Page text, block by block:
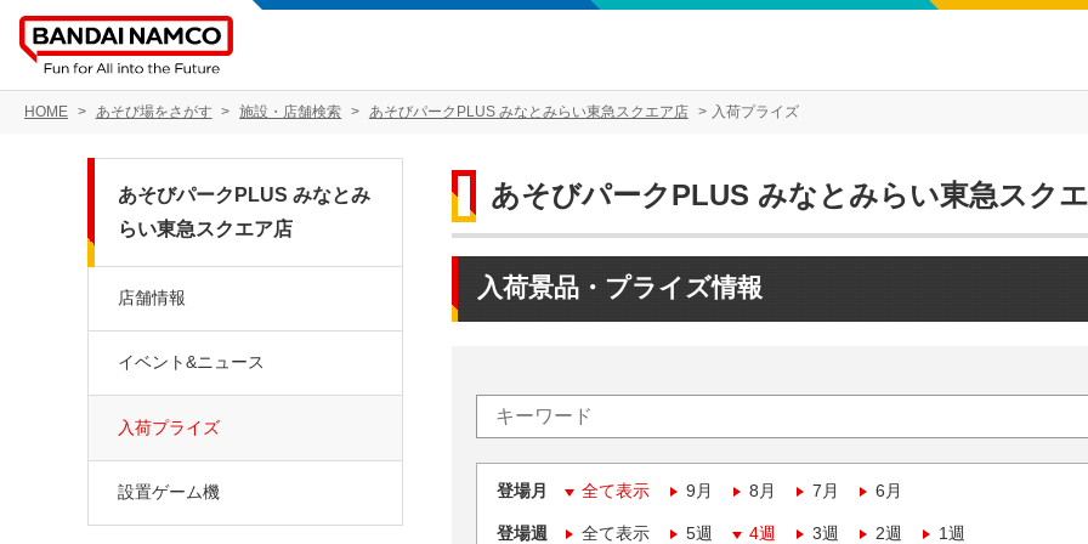
HOME あそび場をさがす 施設・店舗検索 あそびパークPLUS みなとみらい東急スクエア店 入荷プライズ
あそびパークPLUS みなとみらい東急スク
入荷景品・プライズ情報
登場月 全て表示 9月 8月 7月 6月
登場週 全て表示 5週 4週 3週 2週 1週
あそびパークPLUS みなとみ
らい東急スクエア店
店舗情報
イベント&ニュース
入荷プライズ
設置ゲーム機